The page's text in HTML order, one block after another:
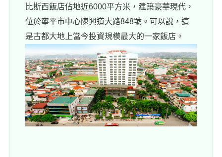
比斯西飯店佔地近6000平方米，建築豪華現代，
位於寧平市中心陳興道大路848號。可以說，這
是古都大地上當今投資規模最大的一家飯店。